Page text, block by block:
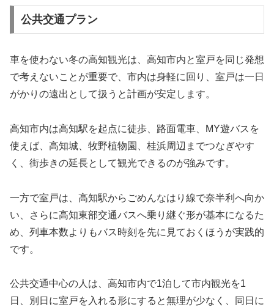
公共交通プラン
車を使わない冬の高知観光は、高知市内と室戸を同じ発想
で考えないことが重要で、市内は身軽に回り、室戸は一日
がかりの遠出として扱うと計画が安定します。
高知市内は高知駅を起点に徒歩、路面電車、MY遊バスを
使えば、高知城、牧野植物園、桂浜周辺までつなぎやす
く、街歩きの延長として観光できるのが強みです。
一方で室戸は、高知駅からごめんなはり線で奈半利へ向か
い、さらに高知東部交通バスへ乗り継ぐ形が基本になるた
め、列車本数よりもバス時刻を先に見ておくほうが実践的
です。
公共交通中心の人は、高知市内で1泊して市内観光を1
日、別日に室戸を入れる形にすると無理が少なく、同日に